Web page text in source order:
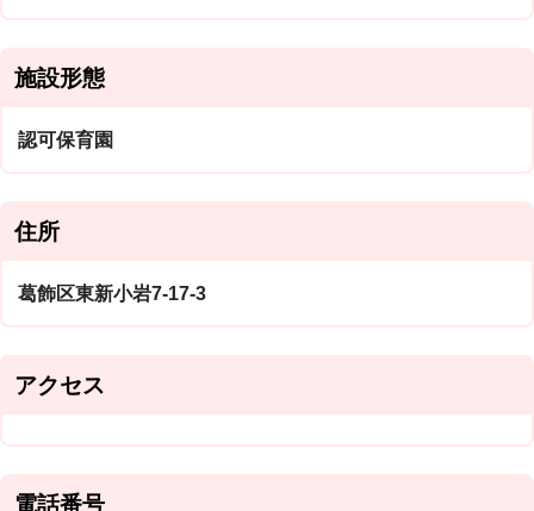
施設形態
認可保育園
住所
葛飾区東新小岩7-17-3
アクセス
電話番号